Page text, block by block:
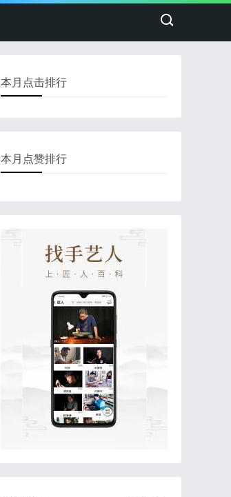
本月点击排行
本月点赞排行